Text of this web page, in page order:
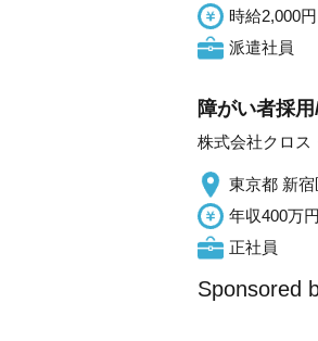
時給2,000円
派遣社員
障がい者採
株式会社クロス
東京都 新宿
年収400万
正社員
Sponsored